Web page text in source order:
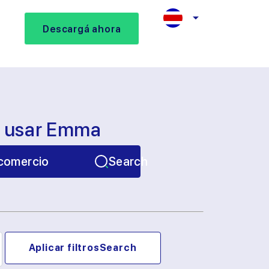
Descargá ahora
Emma
Search
Aplicar filtrosSearch